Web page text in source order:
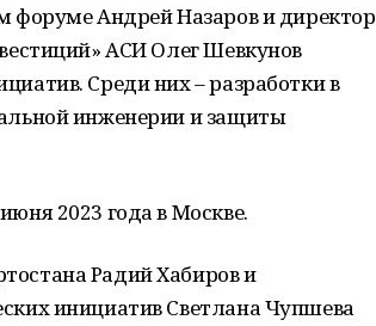
форуме Андрей Назаров и директор
АСИ Олег Шевкунов
Среди них – разработки в
инженерии и защиты
2023 года в Москве.
Радий Хабиров и
инициатив Светлана Чупшева